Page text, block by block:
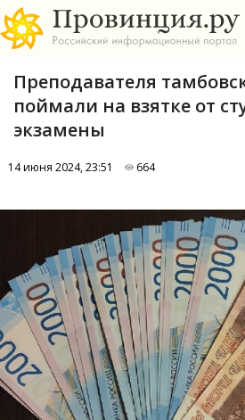
А
Б
Преподавателя
поймали на взятке от
экзамены
14 июня 2024, 23:51 664